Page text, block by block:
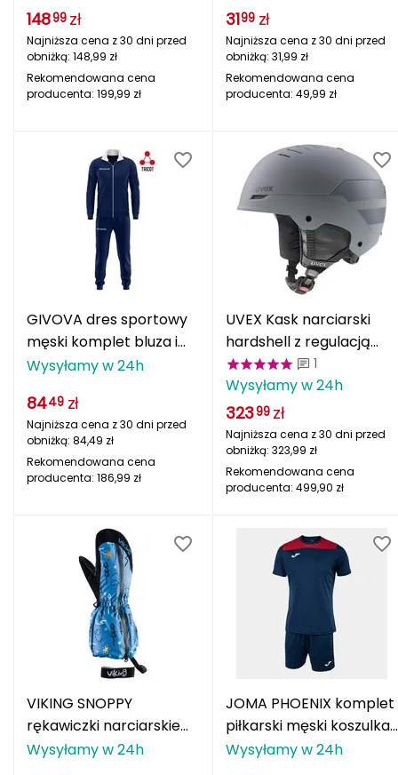
FASHY
Fjord Nansen
GSI Outdoors
Gilmonte
Grand Trunk
Granger's
HMS
HMS PREMIUM
14899 zł
Najniższa cena z 30 dni przed
obniżką: 148,99 zł
Rekomendowana cena
producenta: 199,99 zł
3199 zł
Najniższa cena z 30 dni przed
obniżką: 31,99 zł
Rekomendowana cena
producenta: 49,99 zł
GIVOVA dres sportowy
męski komplet bluza i
spodnie Torino
Wysyłamy w 24h
8449 zł
Najniższa cena z 30 dni przed
obniżką: 84,49 zł
Rekomendowana cena
producenta: 186,99 zł
UVEX Kask narciarski
hardshell z regulacją
Wanted szary1
Wysyłamy w 24h
32399 zł
Najniższa cena z 30 dni przed
obniżką: 323,99 zł
Rekomendowana cena
producenta: 499,90 zł
VIKING SNOPPY
rękawiczki narciarskie
jednopalczaste dla
Wysyłamy w 24h
JOMA PHOENIX komplet
piłkarski męski koszulka i
spodenki 103124.336
Wysyłamy w 24h